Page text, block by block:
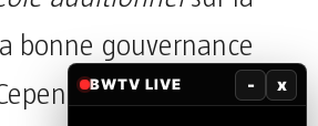
bonne gouvernance
à force de
BWTV LIVE - x